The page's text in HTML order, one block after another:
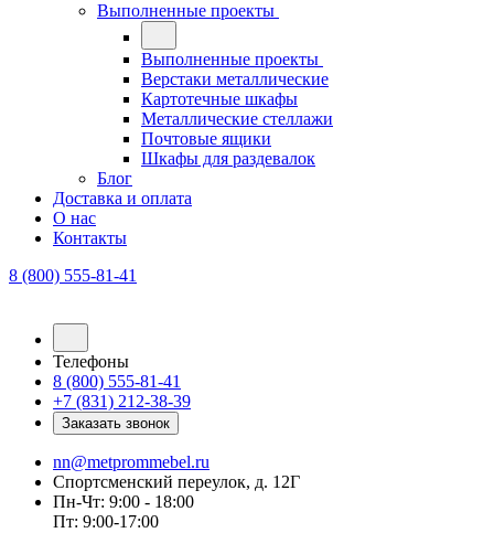
Выполненные проекты
Выполненные проекты
Верстаки металлические
Картотечные шкафы
Металлические стеллажи
Почтовые ящики
Шкафы для раздевалок
Блог
Доставка и оплата
О нас
Контакты
8 (800) 555-81-41
Телефоны
8 (800) 555-81-41
+7 (831) 212-38-39
Заказать звонок
nn@metprommebel.ru
Спортсменский переулок, д. 12Г
Пн-Чт: 9:00 - 18:00
Пт: 9:00-17:00